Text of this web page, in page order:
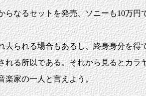
なるセットを発売、ソニーも10万
られる場合もあるし、終身身分を得
る所以である。それから見るとカ
楽家の一人と言えよう。